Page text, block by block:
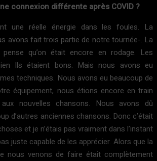
connexion différente après COVID ?
une réelle énergie dans les foules. La
avons fait trois partie de notre tournée-. La
qu’on était encore en rodage. Les
Ils étaient bons. Mais nous avons eu
techniques. Nous avons eu beaucoup de
équipement, nous étions encore en train
nouvelles chansons. Nous avons dû
d’autres anciennes chansons. Donc c’était
et je n’étais pas vraiment dans l’instant
juste capable de les apprécier. Alors que la
nous venons de faire était complètement